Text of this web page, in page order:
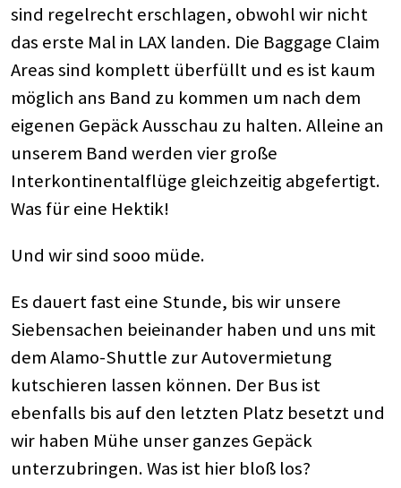
sind regelrecht erschlagen, obwohl wir nicht
das erste Mal in LAX landen. Die Baggage Claim
Areas sind komplett überfüllt und es ist kaum
möglich ans Band zu kommen um nach dem
eigenen Gepäck Ausschau zu halten. Alleine an
unserem Band werden vier große
Interkontinentalflüge gleichzeitig abgefertigt.
Was für eine Hektik!
Und wir sind sooo müde.
Es dauert fast eine Stunde, bis wir unsere
Siebensachen beieinander haben und uns mit
dem Alamo-Shuttle zur Autovermietung
kutschieren lassen können. Der Bus ist
ebenfalls bis auf den letzten Platz besetzt und
wir haben Mühe unser ganzes Gepäck
unterzubringen. Was ist hier bloß los?